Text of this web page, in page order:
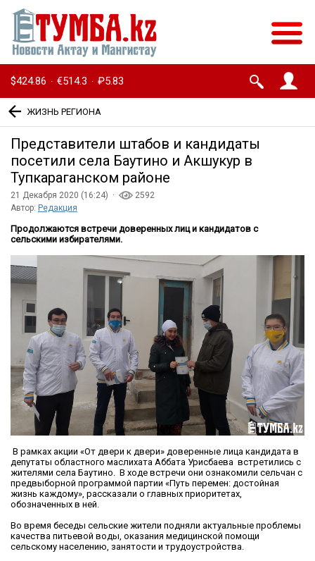
$424.86 · €514.3 · ₽5.83
ЖИЗНЬ РЕГИОНА
Представители штабов и кандидаты
посетили села Баутино и Акшукур в
Тупкараганском районе
21 Декабря 2020 (16:24) ·
2592
Автор: Редакция
Продолжаются встречи доверенных лиц и кандидатов с
сельскими избирателями.
В рамках акции «От двери к двери» доверенные лица кандидата в
депутаты областного маслихата Аббата Урисбаева встретились с
жителями села Баутино. В ходе встречи они ознакомили сельчан с
предвыборной программой партии «Путь перемен: достойная
жизнь каждому», рассказали о главных приоритетах,
обозначенных в ней.
Во время беседы сельские жители подняли актуальные проблемы
качества питьевой воды, оказания медицинской помощи
сельскому населению, занятости и трудоустройства.